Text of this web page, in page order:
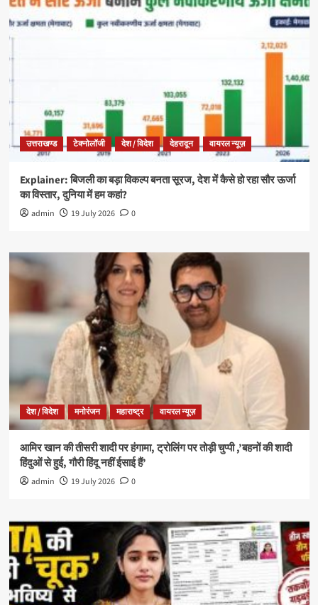
उत्तराखण्ड टेक्नोलॉजी देश / विदेश देहरादून वायरल न्यूज़
Explainer: बिजली का बड़ा विकल्प बनता सूरज, देश में कैसे हो रहा सौर ऊर्जा
का विस्तार, दुनिया में हम कहां?
admin 19 July 2026 0
देश / विदेश मनोरंजन महाराष्ट्र वायरल न्यूज़
आमिर खान की तीसरी शादी पर हंगामा, ट्रोलिंग पर तोड़ी चुप्पी ,’बहनों की शादी
हिंदुओं से हुई, गौरी हिंदू नहीं ईसाई हैं’
admin 19 July 2026 0